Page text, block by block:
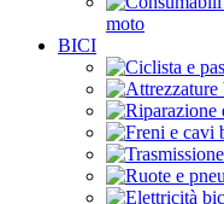
moto
BICI